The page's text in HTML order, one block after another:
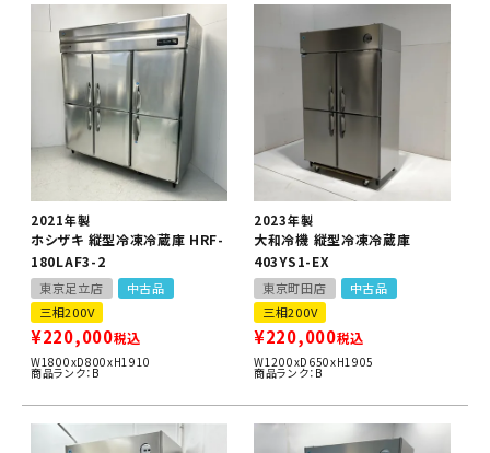
2021年製
ホシザキ 縦型冷凍冷蔵庫 HRF-
180LAF3-2
東京足立店
中古品
三相200V
¥220,000税込
W1800xD800xH1910
商品ランク：B
2023年製
大和冷機 縦型冷凍冷蔵庫
403YS1-EX
東京町田店
中古品
三相200V
¥220,000税込
W1200xD650xH1905
商品ランク：B